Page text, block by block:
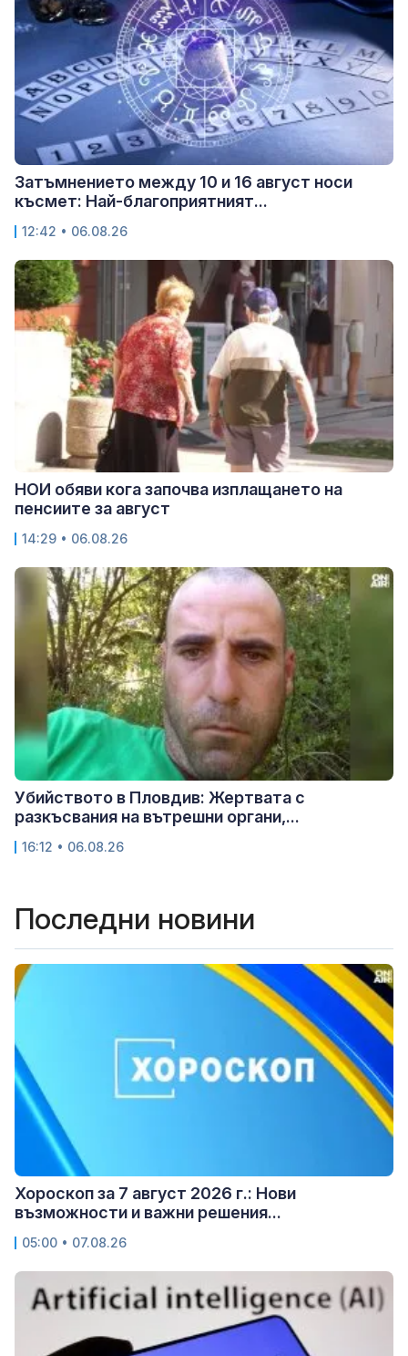
Затъмнението между 10 и 16 август носи
късмет: Най-благоприятният...
12:42 • 06.08.26
НОИ обяви кога започва изплащането на
пенсиите за август
14:29 • 06.08.26
Убийството в Пловдив: Жертвата с
разкъсвания на вътрешни органи,...
16:12 • 06.08.26
Последни новини
Хороскоп за 7 август 2026 г.: Нови
възможности и важни решения...
05:00 • 07.08.26